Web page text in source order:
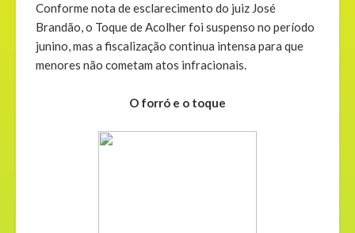
Conforme nota de esclarecimento do juiz José
Brandão, o Toque de Acolher foi suspenso no período
junino, mas a fiscalização continua intensa para que
menores não cometam atos infracionais.
O forró e o toque